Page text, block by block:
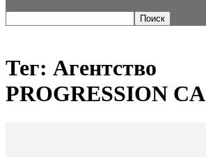
Тег: Агентство
PROGRESSION CA